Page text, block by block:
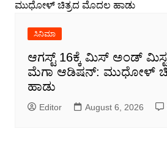
ಸಿನಿಮಾ
ಆಗಸ್ಟ್ 16ಕ್ಕೆ ಮಿಸ್ ಅಂಡ್
ಮೆಗಾ ಆಡಿಷನ್: ಮುಧೋಳ್
ಹಾಡು
Editor August 6, 2026